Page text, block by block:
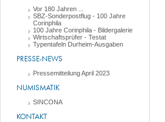
Vor 180 Jahren ...
SBZ-Sonderpostflug - 100 Jahre
Corinphila
100 Jahre Corinphila - Bildergalerie
Wirtschaftsprüfer - Testat
Typentafeln Durheim-Ausgaben
PRESSE-NEWS
Pressemitteilung April 2023
NUMISMATIK
SINCONA
KONTAKT